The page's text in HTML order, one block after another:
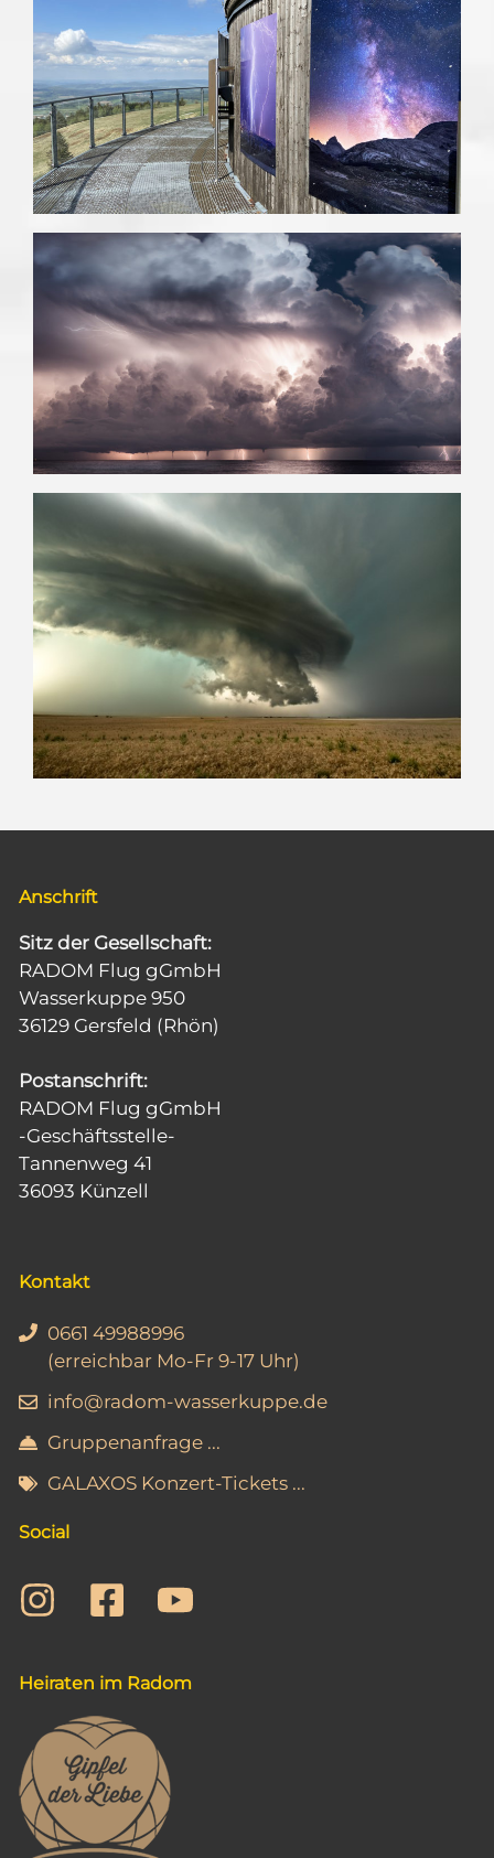
Anschrift
Sitz der Gesellschaft:
RADOM Flug gGmbH
Wasserkuppe 950
36129 Gersfeld (Rhön)
Postanschrift:
RADOM Flug gGmbH
-Geschäftsstelle-
Tannenweg 41
36093 Künzell
Kontakt
0661 49988996
(erreichbar Mo-Fr 9-17 Uhr)
info@radom-wasserkuppe.de
Gruppenanfrage ...
GALAXOS Konzert-Tickets ...
Social
Heiraten im Radom